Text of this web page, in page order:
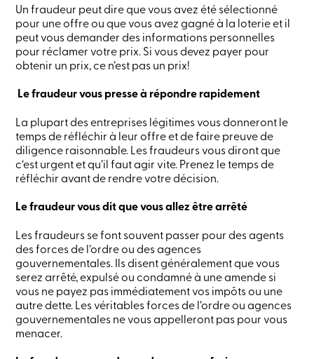
connecter
Services
en
ligne
Connexion
Connexion
Carte
de
crédit
-
Connexion
Carte
crédit
-
Entreprises
Connexion
Ma
Caisse
Qui
nous
sommes
Un fraudeur peut dire que vous avez été sélectionné
pour une offre ou que vous avez gagné à la loterie et il
peut vous demander des informations personnelles
pour réclamer votre prix. Si vous devez payer pour
obtenir un prix, ce n’est pas un prix!
Le fraudeur vous presse à répondre rapidement
La plupart des entreprises légitimes vous donneront le
temps de réfléchir à leur offre et de faire preuve de
diligence raisonnable. Les fraudeurs vous diront que
c‘est urgent et qu’il faut agir vite. Prenez le temps de
réfléchir avant de rendre votre décision.
Le fraudeur vous dit que vous allez être arrêté
Les fraudeurs se font souvent passer pour des agents
des forces de l’ordre ou des agences
gouvernementales. Ils disent généralement que vous
serez arrêté, expulsé ou condamné à une amende si
vous ne payez pas immédiatement vos impôts ou une
autre dette. Les véritables forces de l’ordre ou agences
gouvernementales ne vous appelleront pas pour vous
menacer.